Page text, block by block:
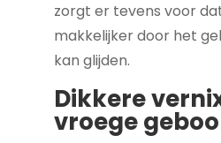
zorgt er tevens voor
makkelijker door het
kan glijden.
Dikkere
vroege